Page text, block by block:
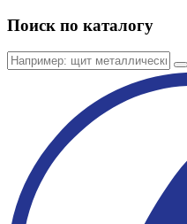
Поиск по каталогу